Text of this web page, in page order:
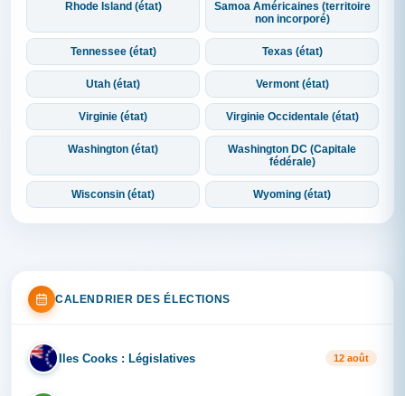
Rhode Island (état)
Samoa Américaines (territoire
non incorporé)
Tennessee (état) Texas (état)
Utah (état) Vermont (état)
Virginie (état) Virginie Occidentale (état)
Washington (état)
Washington DC (Capitale
fédérale)
Wisconsin (état) Wyoming (état)
CALENDRIER DES ÉLECTIONS
IL Iles Cooks : Législatives 12 août